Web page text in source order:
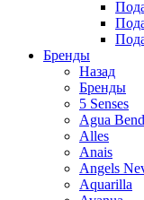
Бренды
Назад
Бренды
5 Senses
Agua
Alles
Anais
Angels
Aquarilla